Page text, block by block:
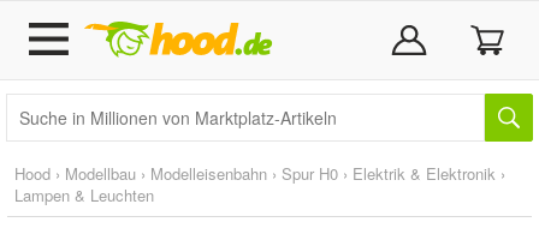
Hood › Modellbau › Modelleisenbahn › Spur H0 › Elektrik & Elektronik ›
Lampen & Leuchten